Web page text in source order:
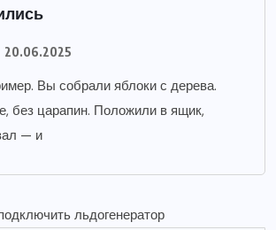
20.06.2025
Вы собрали яблоки с дерева.
без царапин. Положили в ящик,
— и